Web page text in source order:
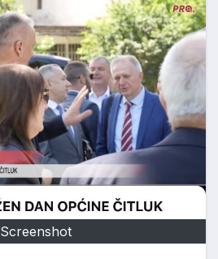
Screenshot